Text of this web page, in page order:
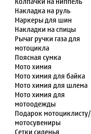
Накладка на руль
Маркеры для шин
Накладки на спицы
Рычаг ручки газа для
мотоцикла
Поясная сумка
Мото химия
Мото химия для байка
Мото химия для шлема
Мото химия для
мотоодежды
Подарок мотоциклисту/
мотосувениры